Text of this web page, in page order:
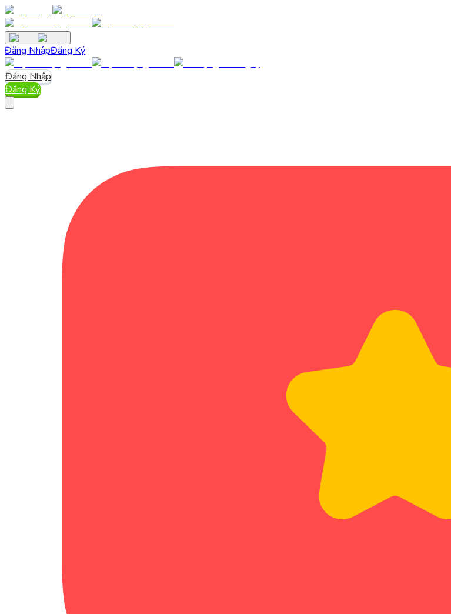
Đăng NhậpĐăng Ký
Đăng Nhập
Đăng Ký